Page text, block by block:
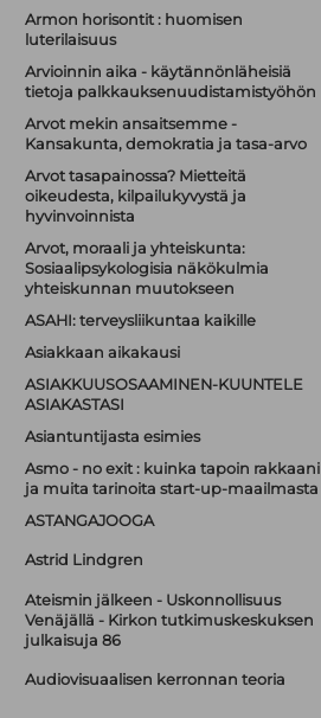
Armon horisontit : huomisen
luterilaisuus
Arvioinnin aika - käytännönläheisiä
tietoja palkkauksenuudistamistyöhön
Arvot mekin ansaitsemme -
Kansakunta, demokratia ja tasa-arvo
Arvot tasapainossa? Mietteitä
oikeudesta, kilpailukyvystä ja
hyvinvoinnista
Arvot, moraali ja yhteiskunta:
Sosiaalipsykologisia näkökulmia
yhteiskunnan muutokseen
ASAHI: terveysliikuntaa kaikille
Asiakkaan aikakausi
ASIAKKUUSOSAAMINEN-KUUNTELE
ASIAKASTASI
Asiantuntijasta esimies
Asmo - no exit : kuinka tapoin rakkaani
ja muita tarinoita start-up-maailmasta
ASTANGAJOOGA
Astrid Lindgren
Ateismin jälkeen - Uskonnollisuus
Venäjällä - Kirkon tutkimuskeskuksen
julkaisuja 86
Audiovisuaalisen kerronnan teoria